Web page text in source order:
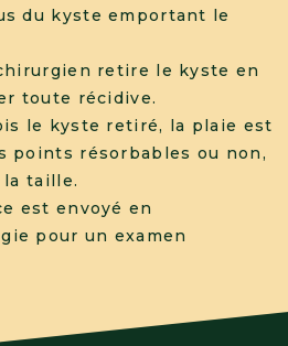
du kyste emportant le
retire le kyste en
toute récidive.
le kyste retiré, la plaie est
points résorbables ou non,
taille.
est envoyé en
pour un examen